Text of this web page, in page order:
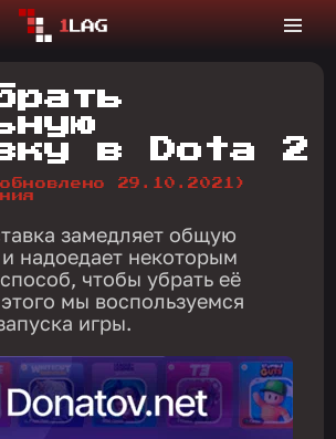
в Dota 2
29.10.2021)
замедляет общую
и надоедает некоторым
чтобы убрать её
мы воспользуемся
игры.